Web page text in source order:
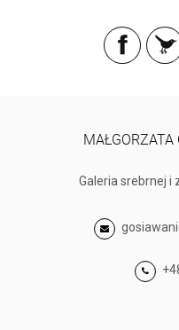
MAŁGORZATA
Galeria srebrnej i